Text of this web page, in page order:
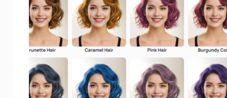
Immagini di pulizia
Miglioratore di foto
Immagine Ricopyright